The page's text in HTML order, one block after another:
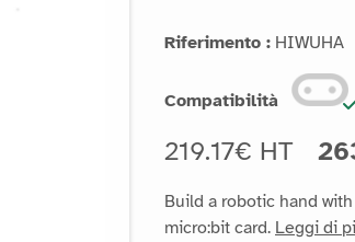
Riferimento : HIWUHA
Compatibilità
219.17€ HT
Build a robotic hand
micro:bit card. Leggi di